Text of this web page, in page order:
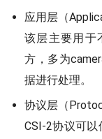
应用层（
该层主要用于
方，多为
据进行处理。
协议层（
CSI-2协议可以